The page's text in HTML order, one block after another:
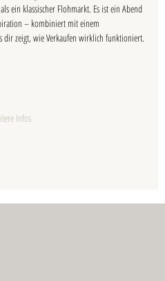
ein klassischer Flohmarkt. Es ist ein Abend
– kombiniert mit einem
dir zeigt, wie Verkaufen wirklich funktioniert.
Infos